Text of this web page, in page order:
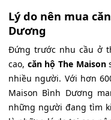
Lý do nên mua
Dương
Đứng trước nhu cầu ở
cao, căn hộ The Maison
nhiều người. Với hơn
Maison Bình Dương
những người đang tìm